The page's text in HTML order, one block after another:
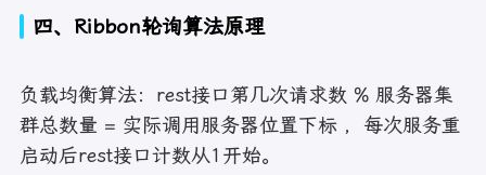
四、Ribbon轮询算法原理
负载均衡算法：rest接口第几次请求数 % 服务器集
群总数量 = 实际调用服务器位置下标 ，每次服务重
启动后rest接口计数从1开始。